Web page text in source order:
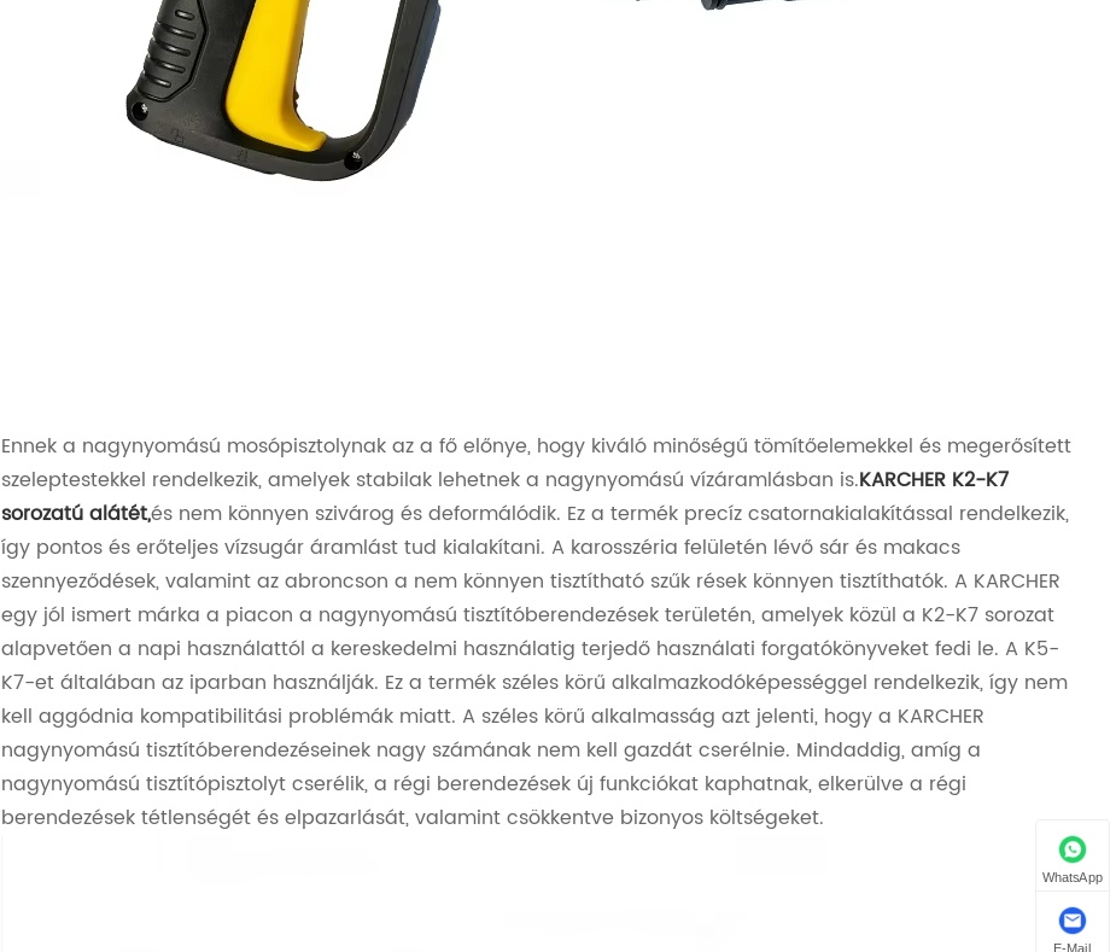
Ennek a nagynyomású mosópisztolynak az a fő előnye, hogy kiváló minőségű tömítőelemekkel és megerősített
szeleptestekkel rendelkezik, amelyek stabilak lehetnek a nagynyomású vízáramlásban is.KARCHER K2-K7
sorozatú alátét,és nem könnyen szivárog és deformálódik. Ez a termék precíz csatornakialakítással rendelkezik,
így pontos és erőteljes vízsugár áramlást tud kialakítani. A karosszéria felületén lévő sár és makacs
szennyeződések, valamint az abroncson a nem könnyen tisztítható szűk rések könnyen tisztíthatók. A KARCHER
egy jól ismert márka a piacon a nagynyomású tisztítóberendezések területén, amelyek közül a K2-K7 sorozat
alapvetően a napi használattól a kereskedelmi használatig terjedő használati forgatókönyveket fedi le. A K5-
K7-et általában az iparban használják. Ez a termék széles körű alkalmazkodóképességgel rendelkezik, így nem
kell aggódnia kompatibilitási problémák miatt. A széles körű alkalmasság azt jelenti, hogy a KARCHER
nagynyomású tisztítóberendezéseinek nagy számának nem kell gazdát cserélnie. Mindaddig, amíg a
nagynyomású tisztítópisztolyt cserélik, a régi berendezések új funkciókat kaphatnak, elkerülve a régi
berendezések tétlenségét és elpazarlását, valamint csökkentve bizonyos költségeket.
WhatsApp
E-Mail